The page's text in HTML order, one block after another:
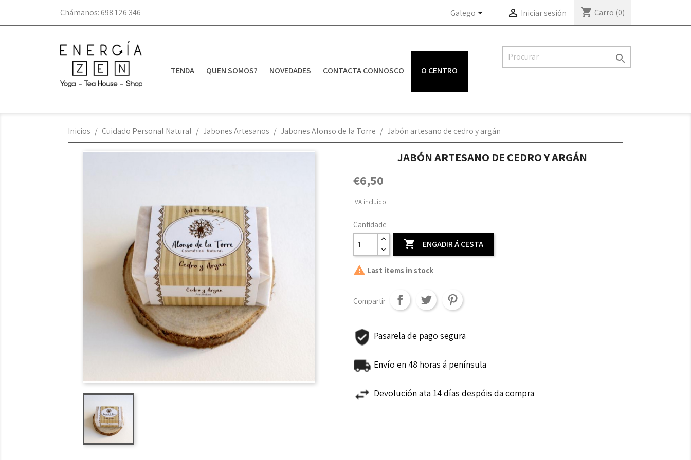
Chámanos: 698 126 346 Galego  Iniciar sesión shopping_cart Carro (0)
TENDA QUEN SOMOS? NOVEDADES CONTACTA CONNOSCO O CENTRO

Inicios Cuidado Personal Natural Jabones Artesanos Jabones Alonso de la Torre Jabón artesano de cedro y argán
JABÓN ARTESANO DE CEDRO Y ARGÁN
€6,50
IVA incluido
Cantidade
 ENGADIR Á CESTA
 Last items in stock
Compartir
Pasarela de pago segura
Envío en 48 horas á península
Devolución ata 14 días despóis da compra